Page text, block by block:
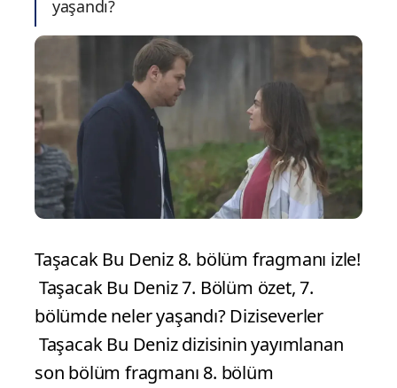
yaşandı?
Taşacak Bu Deniz 8. bölüm fragmanı izle!
Taşacak Bu Deniz 7. Bölüm özet, 7.
bölümde neler yaşandı? Diziseverler
Taşacak Bu Deniz dizisinin yayımlanan
son bölüm fragmanı 8. bölüm